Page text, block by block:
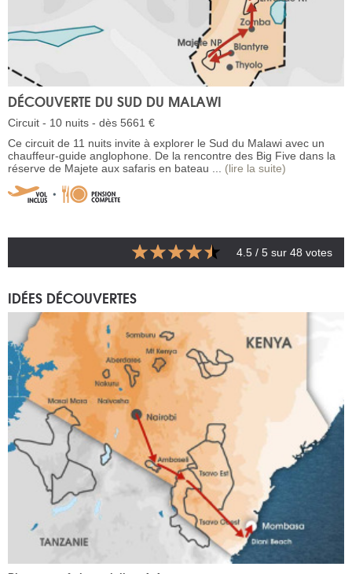
DÉCOUVERTE DU SUD DU MALAWI
Circuit - 10 nuits - dès 5661 €
Ce circuit de 11 nuits invite à explorer le Sud du Malawi avec un
chauffeur-guide anglophone. De la rencontre des Big Five dans la
réserve de Majete aux safaris en bateau ... (lire la suite)
4.5 / 5 sur 48 votes
IDÉES DÉCOUVERTES